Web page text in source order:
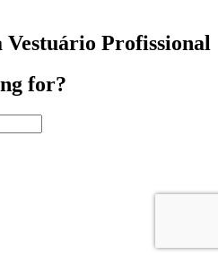
Vestuário Profissional
for?